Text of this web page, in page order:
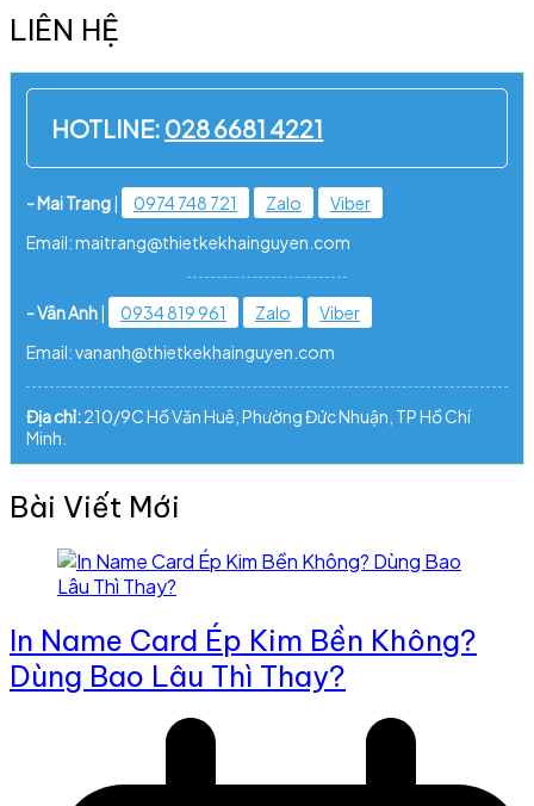
LIÊN HỆ
HOTLINE: 028 6681 4221
- Mai Trang| 0974 748 721 Zalo
Viber
Email: maitrang@thietkekhainguyen.com
- Vân Anh| 0934 819 961 Zalo
Viber
Email: vananh@thietkekhainguyen.com
Địa chỉ:210/9C Hồ Văn Huê, Phường Đức Nhuận, TP Hồ Chí
Minh.
Bài Viết Mới
In Name Card Ép Kim Bền Không?
Dùng Bao Lâu Thì Thay?